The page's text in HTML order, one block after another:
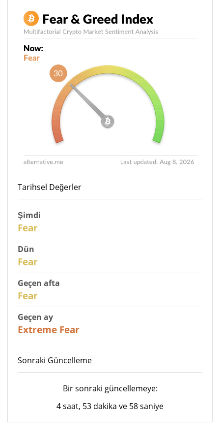
Tarihsel Değerler
Şimdi
Fear
Dün
Fear
Geçen afta
Fear
Geçen ay
Extreme Fear
Sonraki Güncelleme
Bir sonraki güncellemeye:
4 saat, 53 dakika ve 58 saniye